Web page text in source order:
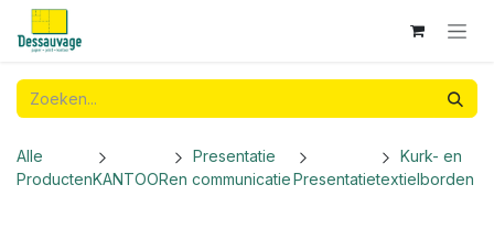
Overslaan naar inhoud
Alle
ProductenKANTOOR
Presentatie
en communicatie Presentatie
Kurk- en
textielborden